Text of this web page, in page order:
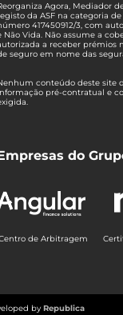
Agora, Mediador
da ASF na categoria
417450912/3, com
Não Vida. Não assume a
a receber prémios
seguro em nome das
conteúdo deste site
pré-contratual e
do
de Arbitragem
byRepublica